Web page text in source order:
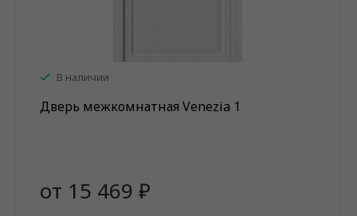
В наличии
Дверь межкомнатная Venezia 1
от 15 469 ₽